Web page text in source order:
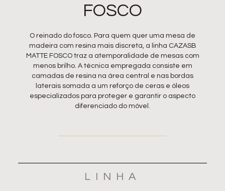
FOSCO
O reinado do fosco. Para quem quer uma mesa de
madeira com resina mais discreta, a linha CAZASB
MATTE FOSCO traz a atemporalidade de mesas com
menos brilho. A técnica empregada consiste em
camadas de resina na área central e nas bordas
laterais somada a um reforço de ceras e óleos
especializados para proteger e garantir o aspecto
diferenciado do móvel.
LINHA